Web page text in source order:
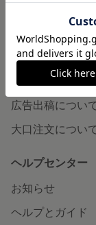
minneの本
企業の方へ
広告出稿につい
大口注文につい
ヘルプセンター
お知らせ
ヘルプとガイド